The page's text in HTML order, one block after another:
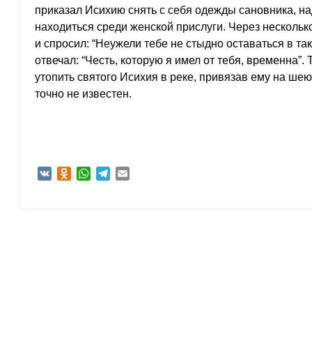
приказал Исихию снять с себя одежды сановника,
находиться среди женской прислуги. Через
и спросил: “Неужели тебе не стыдно оставаться в
отвечал: “Честь, которую я имел от тебя, временна”.
утопить святого Исихия в реке, привязав ему на
точно не известен.
VK Odnoklassniki
WhatsAppTelegram